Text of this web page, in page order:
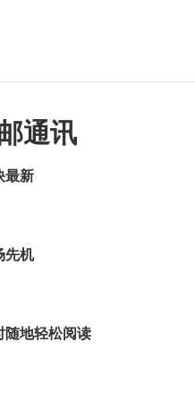
通讯
最新
先机
随地轻松阅读